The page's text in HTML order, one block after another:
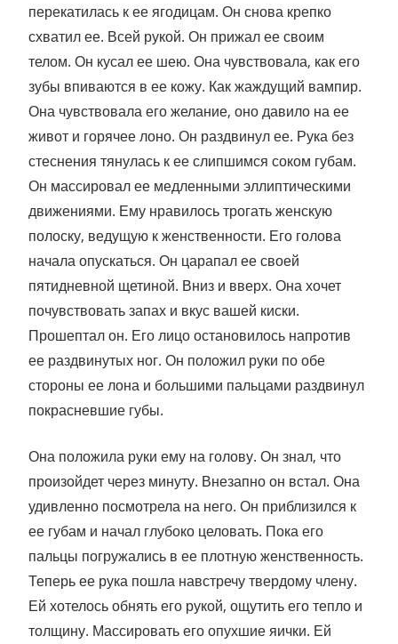
перекатилась к ее ягодицам. Он снова крепко
схватил ее. Всей рукой. Он прижал ее своим
телом. Он кусал ее шею. Она чувствовала, как его
зубы впиваются в ее кожу. Как жаждущий вампир.
Она чувствовала его желание, оно давило на ее
живот и горячее лоно. Он раздвинул ее. Рука без
стеснения тянулась к ее слипшимся соком губам.
Он массировал ее медленными эллиптическими
движениями. Ему нравилось трогать женскую
полоску, ведущую к женственности. Его голова
начала опускаться. Он царапал ее своей
пятидневной щетиной. Вниз и вверх. Она хочет
почувствовать запах и вкус вашей киски.
Прошептал он. Его лицо остановилось напротив
ее раздвинутых ног. Он положил руки по обе
стороны ее лона и большими пальцами раздвинул
покрасневшие губы.
Она положила руки ему на голову. Он знал, что
произойдет через минуту. Внезапно он встал. Она
удивленно посмотрела на него. Он приблизился к
ее губам и начал глубоко целовать. Пока его
пальцы погружались в ее плотную женственность.
Теперь ее рука пошла навстречу твердому члену.
Ей хотелось обнять его рукой, ощутить его тепло и
толщину. Массировать его опухшие яички. Ей